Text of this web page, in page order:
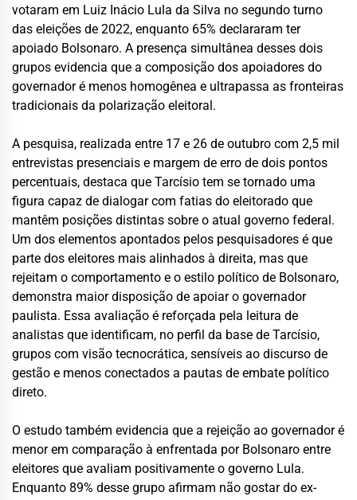
votaram em Luiz Inácio Lula da Silva no segundo turno
das eleições de 2022, enquanto 65% declararam ter
apoiado Bolsonaro. A presença simultânea desses dois
grupos evidencia que a composição dos apoiadores do
governador é menos homogênea e ultrapassa as fronteiras
tradicionais da polarização eleitoral.
A pesquisa, realizada entre 17 e 26 de outubro com 2,5 mil
entrevistas presenciais e margem de erro de dois pontos
percentuais, destaca que Tarcísio tem se tornado uma
figura capaz de dialogar com fatias do eleitorado que
mantêm posições distintas sobre o atual governo federal.
Um dos elementos apontados pelos pesquisadores é que
parte dos eleitores mais alinhados à direita, mas que
rejeitam o comportamento e o estilo político de Bolsonaro,
demonstra maior disposição de apoiar o governador
paulista. Essa avaliação é reforçada pela leitura de
analistas que identificam, no perfil da base de Tarcísio,
grupos com visão tecnocrática, sensíveis ao discurso de
gestão e menos conectados a pautas de embate político
direto.
O estudo também evidencia que a rejeição ao governador é
menor em comparação à enfrentada por Bolsonaro entre
eleitores que avaliam positivamente o governo Lula.
Enquanto 89% desse grupo afirmam não gostar do ex-